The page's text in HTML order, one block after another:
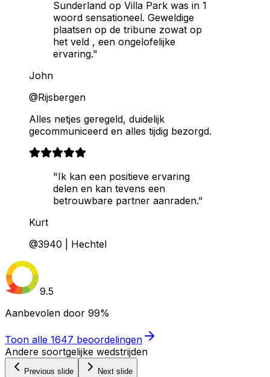
Sunderland op Villa Park was in 1
woord sensationeel. Geweldige
plaatsen op de tribune zowat op
het veld , een ongelofelijke
ervaring."
John
@Rijsbergen
Alles netjes geregeld, duidelijk
gecommuniceerd en alles tijdig bezorgd.
"Ik kan een positieve ervaring
delen en kan tevens een
betrouwbare partner aanraden."
Kurt
@3940 | Hechtel
9.5
Aanbevolen door 99%
Toon alle 1647 beoordelingen
Andere soortgelijke wedstrijden
Previous slide Next slide